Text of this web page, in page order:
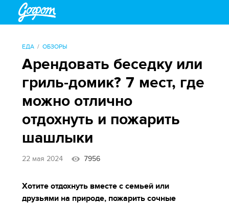
ЕДА ОБЗОРЫ
Арендовать беседку или
гриль-домик? 7 мест, где
можно отлично
отдохнуть и пожарить
шашлыки
22 мая 2024 7956
Хотите отдохнуть вместе с семьей или
друзьями на природе, пожарить сочные